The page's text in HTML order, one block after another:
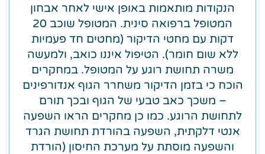
הנקודות מותאמות באופן אישי לאחר אבחון
המטופל ברפואה סינית. המטופל שוכב 20
דקות עם מחטי הדיקור (מחטים חד פעמיות
ללא שום חומר). הטיפול איננו כואב, ולמעשה
משרה תחושת רוגע על המטופל. במחקרים
הוכח כי בזמן הדיקור משחרר הגוף אנדורפינים
– משכך כאב טבעי של הגוף ובכך תורם
לתחושת הרוגע. כמו כן מחקרים הראו השפעה
אנטי דלקתית, השפעה בהורדת תחושת הגרד
והשפעה מוסתת על מערכת החיסון (הורדת